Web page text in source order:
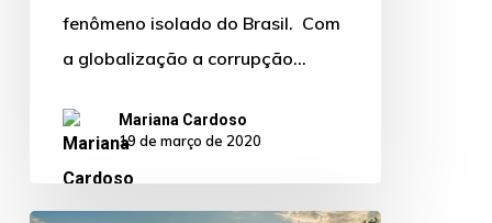
combate
corrupção
fenômeno isolado do Brasil. Com
a globalização a corrupção…
Mariana Cardoso
19 de março de 2020